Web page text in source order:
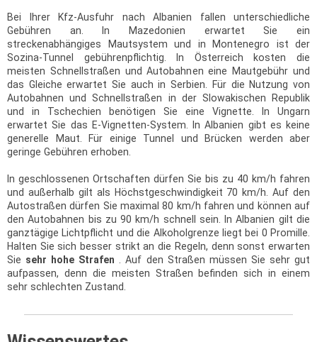
Bei Ihrer Kfz-Ausfuhr nach Albanien fallen unterschiedliche
Gebühren an. In Mazedonien erwartet Sie ein
streckenabhängiges Mautsystem und in Montenegro ist der
Sozina-Tunnel gebührenpflichtig. In Österreich kosten die
meisten Schnellstraßen und Autobahnen eine Mautgebühr und
das Gleiche erwartet Sie auch in Serbien. Für die Nutzung von
Autobahnen und Schnellstraßen in der Slowakischen Republik
und in Tschechien benötigen Sie eine Vignette. In Ungarn
erwartet Sie das E-Vignetten-System. In Albanien gibt es keine
generelle Maut. Für einige Tunnel und Brücken werden aber
geringe Gebühren erhoben.
In geschlossenen Ortschaften dürfen Sie bis zu 40 km/h fahren
und außerhalb gilt als Höchstgeschwindigkeit 70 km/h. Auf den
Autostraßen dürfen Sie maximal 80 km/h fahren und können auf
den Autobahnen bis zu 90 km/h schnell sein. In Albanien gilt die
ganztägige Lichtpflicht und die Alkoholgrenze liegt bei 0 Promille.
Halten Sie sich besser strikt an die Regeln, denn sonst erwarten
Sie sehr hohe Strafen
. Auf den Straßen müssen Sie sehr gut
aufpassen, denn die meisten Straßen befinden sich in einem
sehr schlechten Zustand.